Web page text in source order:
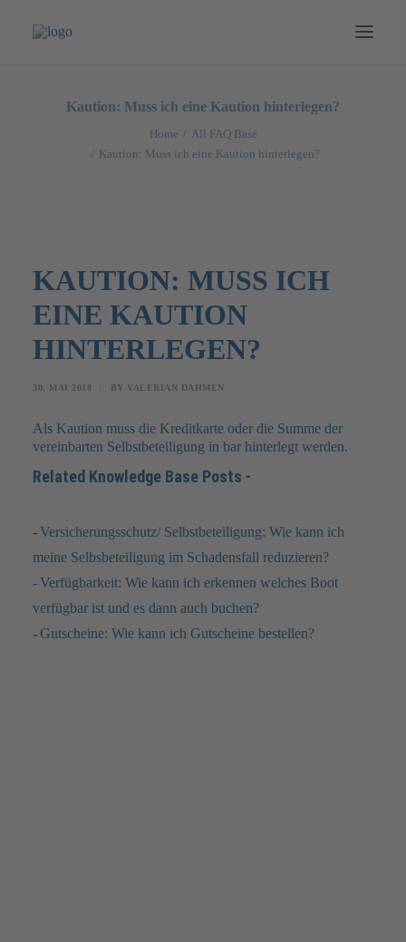
NEWS
MERCH
GUTSCHEINE
DEUTSCH
Kaution: Muss ich eine Kaution hinterlegen?
Home
All FAQ Base
Kaution: Muss ich eine Kaution hinterlegen?
KAUTION: MUSS ICH
EINE KAUTION
HINTERLEGEN?
30. MAI 2018 BY VALERIAN DAHMEN
Als Kaution muss die Kreditkarte oder die Summe der
vereinbarten Selbstbeteiligung in bar hinterlegt werden.
Related Knowledge Base Posts -
Versicherungsschutz/ Selbstbeteiligung: Wie kann ich
meine Selbsbeteiligung im Schadensfall reduzieren?
Verfügbarkeit: Wie kann ich erkennen welches Boot
verfügbar ist und es dann auch buchen?
Gutscheine: Wie kann ich Gutscheine bestellen?